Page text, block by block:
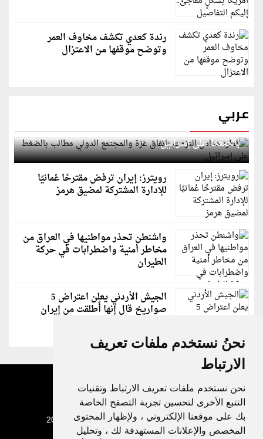
نحنُ نستخدم ملفات تعريف
الارتباط
نحن نستخدم ملفات تعريف الارتباط وتقنيات
التتبع الأخرى لتحسين تجربة التصفح الخاصة
بك على موقعنا الإلكتروني ، ولإظهار المحتوى
المخصص والإعلانات المستهدفة لك ، وتحليل
رندة كعدي تكشف مخاوف العمر
وتوضح موقفها من الاعتزال
عربي
قطر: حماس التزمت باتفاق غزة والمجتمع الدولي مطالب
بالضغط على إسرائيل
رويترز: إيران ترفض مقترحًا عُمانيًا
للإدارة المشتركة لمضيق هرمز
واشنطن تحذر مواطنيها في العراق من
مخاطر أمنية واضطرابات في حركة
الطيران
الجيش الأردني يعلن اعتراض 5
صواريخ قال إنها أُطلقت من إيران
جميع الحقوق محفوظة لدنيا الوطن © 2003 - 2022